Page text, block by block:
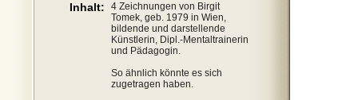
Inhalt:
4 Zeichnungen von Birgit
Tomek, geb. 1979 in Wien,
bildende und darstellende
Künstlerin, Dipl.-Mentaltrainerin
und Pädagogin.
So ähnlich könnte es sich
zugetragen haben.